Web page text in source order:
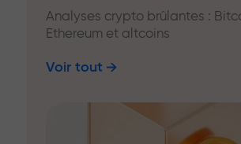
Analyses crypto brûlantes :
Ethereum et altcoins
Voir tout